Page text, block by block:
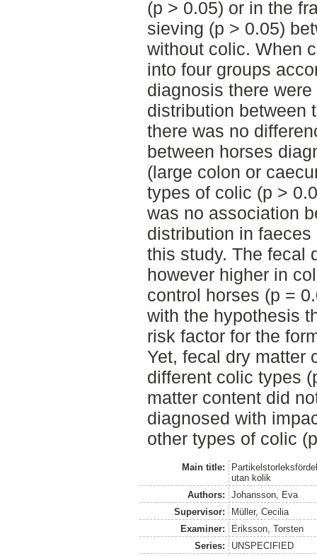
(p > 0.05) or in the
sieving (p > 0.05)
without colic. When
into four groups
diagnosis there
distribution between
there was no
between horses
(large colon or
types of colic (p >
was no association
distribution in
this study. The fecal
however higher in
control horses (p =
with the hypothesis
risk factor for the
Yet, fecal dry matter
different colic types
matter content did
diagnosed with
other types of colic
Main title:
utan kolik
Authors:
Johansson, Eva
Supervisor:
Müller, Cecilia
Examiner:
Eriksson, Torsten
Series:
UNSPECIFIED